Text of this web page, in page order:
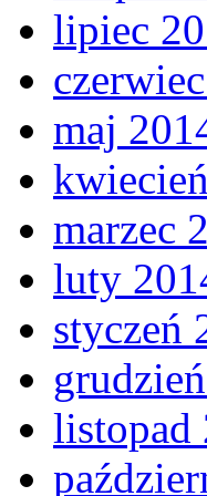
lipiec
maj
marzec
luty
styczeń
listopad